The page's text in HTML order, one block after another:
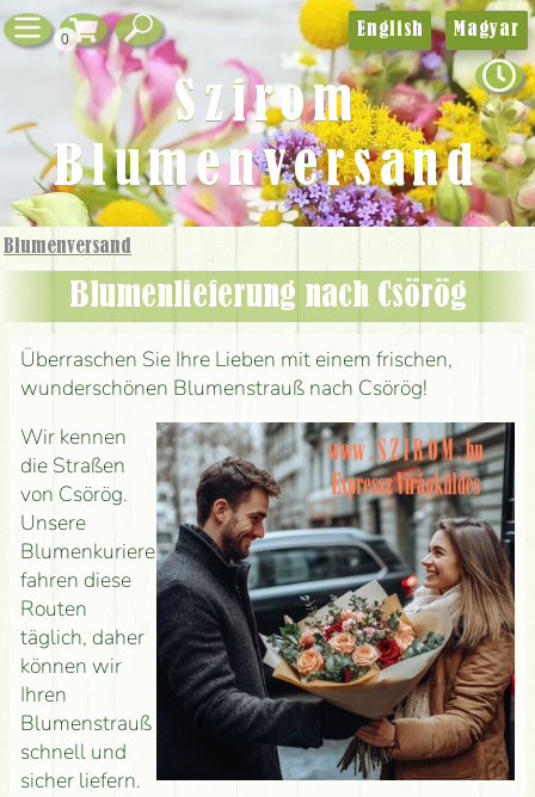
0
Blumenversand
Blumenlieferung nach Csörög
Überraschen Sie Ihre Lieben mit einem frischen,
wunderschönen Blumenstrauß nach Csörög!
Wir kennen
die Straßen
von Csörög.
Unsere
Blumenkuriere
fahren diese
Routen
täglich, daher
können wir
Ihren
Blumenstrauß
schnell und
sicher liefern.
English Magyar
Szirom
Blumenversand